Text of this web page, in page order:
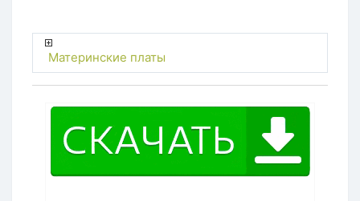
Материнские платы